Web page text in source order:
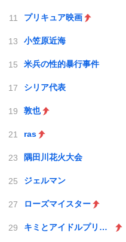
プリキュア映画
小笠原近海
米兵の性的暴行事件
シリア代表
敦也
ras
隅田川花火大会
ジェルマン
ローズマイスター
キミとアイドルプリキュア♪